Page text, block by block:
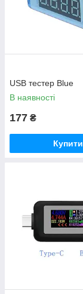
USB тестер Blue
В наявності
177 ₴
Купити